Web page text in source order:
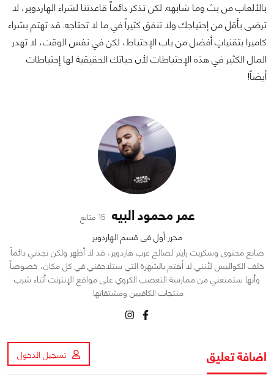
بالألعاب من بث وما شابهه. لكن تذكر دائماً قاعدتنا لشراء الهاردوير، لا
ترضى بأقل من إحتياجك ولا تنفق كثيراً في ما لا تحتاجه. قد تهتم بشراء
كاميرا بتقنياتٍ أفضل من باب الإحتياط، لكن في نفس الوقت، لا تهدر
المال الكثير في هذه الإحتياطات لأن حياتك الحقيقية لها إحتياطات
أيضاً!
عمر محمود البيه 15 متابع
محرر أول في قسم الهاردوير
صانع محتوى وسكربت رايتر لصالح عرب هاردوير، قد لا أظهر ولكن تجدني دائماً
خلف الكواليس لأنني لا أهتم بالشهرة التي ستلاحقني في كل مكان، خصوصاً
وأنها ستمنعني من ممارسة التعصب الكروي على مواقع الإنترنت أثناء شرب
منتجات الكافيين ومشتقاتها.
اضافة تعليق تسجيل الدخول